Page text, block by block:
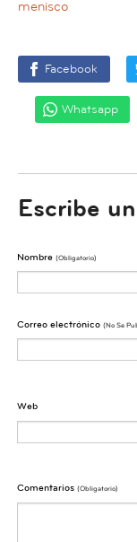
menisco
Facebook
Whatsapp
Escribe
Nombre (obligatorio)
Correo electrónico (No Se
Web
Comentarios (obligatorio)